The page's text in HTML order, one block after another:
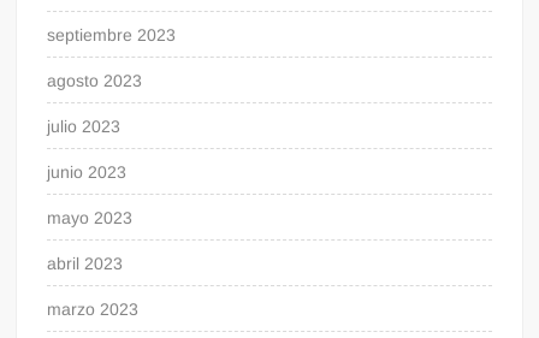
septiembre 2023
agosto 2023
julio 2023
junio 2023
mayo 2023
abril 2023
marzo 2023